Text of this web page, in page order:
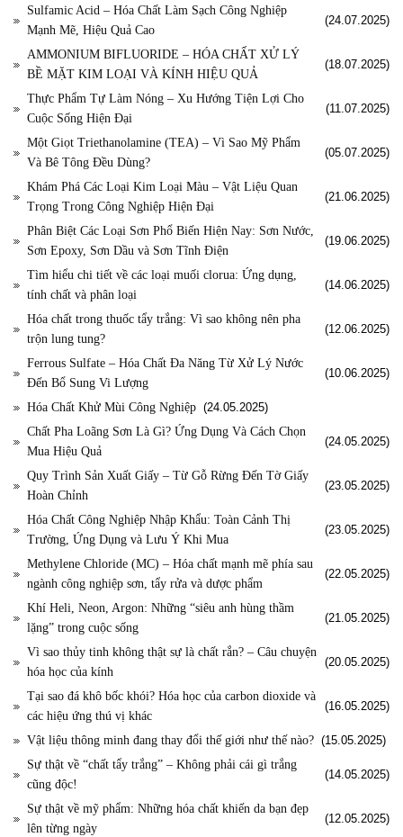
Sulfamic Acid – Hóa Chất Làm Sạch Công Nghiệp
Mạnh Mẽ, Hiệu Quả Cao
(24.07.2025)
AMMONIUM BIFLUORIDE – HÓA CHẤT XỬ LÝ
BỀ MẶT KIM LOẠI VÀ KÍNH HIỆU QUẢ
(18.07.2025)
Thực Phẩm Tự Làm Nóng – Xu Hướng Tiện Lợi Cho
Cuộc Sống Hiện Đại
(11.07.2025)
Một Giọt Triethanolamine (TEA) – Vì Sao Mỹ Phẩm
Và Bê Tông Đều Dùng?
(05.07.2025)
Khám Phá Các Loại Kim Loại Màu – Vật Liệu Quan
Trọng Trong Công Nghiệp Hiện Đại
(21.06.2025)
Phân Biệt Các Loại Sơn Phổ Biến Hiện Nay: Sơn Nước,
Sơn Epoxy, Sơn Dầu và Sơn Tĩnh Điện
(19.06.2025)
Tìm hiểu chi tiết về các loại muối clorua: Ứng dụng,
tính chất và phân loại
(14.06.2025)
Hóa chất trong thuốc tẩy trắng: Vì sao không nên pha
trộn lung tung?
(12.06.2025)
Ferrous Sulfate – Hóa Chất Đa Năng Từ Xử Lý Nước
Đến Bổ Sung Vi Lượng
(10.06.2025)
Hóa Chất Khử Mùi Công Nghiệp (24.05.2025)
Chất Pha Loãng Sơn Là Gì? Ứng Dụng Và Cách Chọn
Mua Hiệu Quả
(24.05.2025)
Quy Trình Sản Xuất Giấy – Từ Gỗ Rừng Đến Tờ Giấy
Hoàn Chỉnh
(23.05.2025)
Hóa Chất Công Nghiệp Nhập Khẩu: Toàn Cảnh Thị
Trường, Ứng Dụng và Lưu Ý Khi Mua
(23.05.2025)
Methylene Chloride (MC) – Hóa chất mạnh mẽ phía sau
ngành công nghiệp sơn, tẩy rửa và dược phẩm
(22.05.2025)
Khí Heli, Neon, Argon: Những “siêu anh hùng thầm
lặng” trong cuộc sống
(21.05.2025)
Vì sao thủy tinh không thật sự là chất rắn? – Câu chuyện
hóa học của kính
(20.05.2025)
Tại sao đá khô bốc khói? Hóa học của carbon dioxide và
các hiệu ứng thú vị khác
(16.05.2025)
Vật liệu thông minh đang thay đổi thế giới như thế nào? (15.05.2025)
Sự thật về “chất tẩy trắng” – Không phải cái gì trắng
cũng độc!
(14.05.2025)
Sự thật về mỹ phẩm: Những hóa chất khiến da bạn đẹp
lên từng ngày
(12.05.2025)